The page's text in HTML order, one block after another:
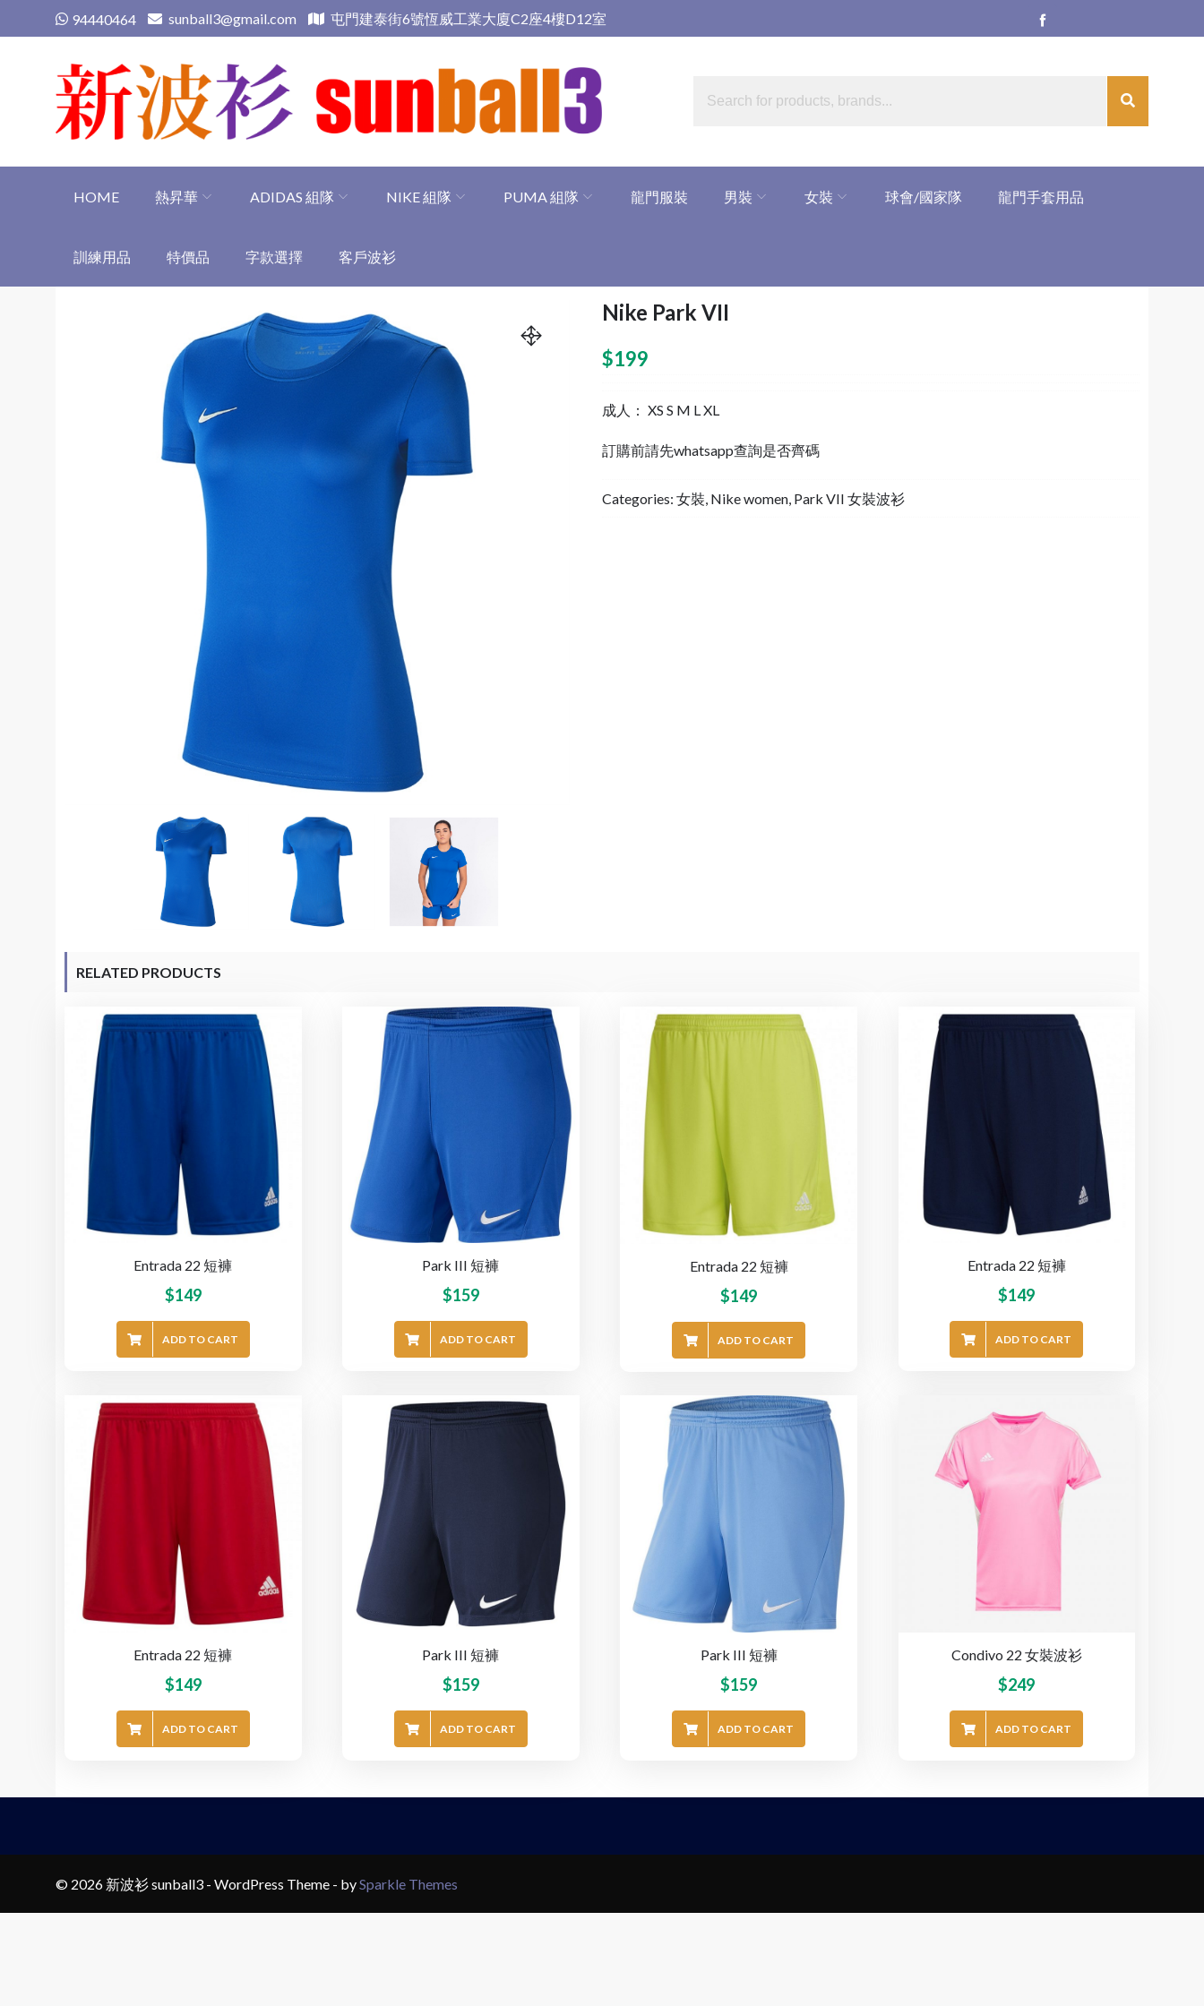
to
94440464 sunball3@gmail.com 屯門建泰街6號恆威工業大廈C2座4樓D12室
HOME 熱昇華 ADIDAS 組隊 NIKE 組隊 PUMA 組隊 龍門服裝 男裝 女裝 球會/國家隊 龍門手套用品
訓練用品 特價品 字款選擇 客戶波衫
Nike Park VII
$199
成人： XS S M L XL
訂購前請先whatsapp查詢是否齊碼
Categories: 女裝 Nike women Park VII 女裝波衫
RELATED PRODUCTS
Entrada 22 短褲
$149
ADD TO CART
Park III 短褲
$159
ADD TO CART
Entrada 22 短褲
$149
ADD TO CART
Entrada 22 短褲
$149
ADD TO CART
Entrada 22 短褲
$149
ADD TO CART
Park III 短褲
$159
ADD TO CART
Park III 短褲
$159
ADD TO CART
Condivo 22 女裝波衫
$249
ADD TO CART
© 2026 新波衫 sunball3 - WordPress Theme - bySparkle Themes